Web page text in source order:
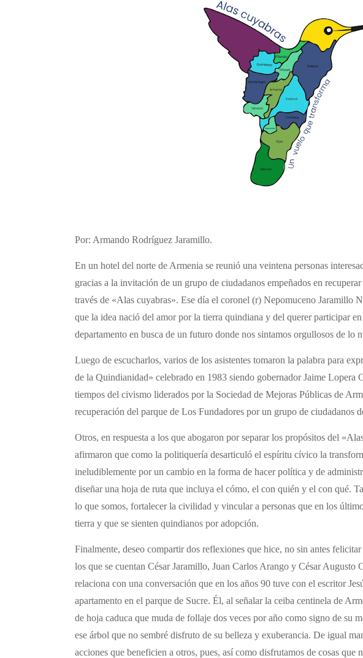
Por: Armando Rodríguez Jaramillo.
En un hotel del norte de Armenia se reunió una veintena personas
gracias a la invitación de un grupo de ciudadanos empeñados en
través de «Alas cuyabras». Ese día el coronel (r) Nepomuceno Jaramillo
que la idea nació del amor por la tierra quindiana y del querer participar
departamento en busca de un futuro donde nos sintamos orgullosos de lo
Luego de escucharlos, varios de los asistentes tomaron la palabra para
de la Quindianidad» celebrado en 1983 siendo gobernador Jaime Lopera
tiempos del civismo liderados por la Sociedad de Mejoras Públicas de
recuperación del parque de Los Fundadores por un grupo de ciudadanos
Otros, en respuesta a los que abogaron por separar los propósitos del
afirmaron que como la politiquería desarticuló el espíritu cívico la
ineludiblemente por un cambio en la forma de hacer política y de
diseñar una hoja de ruta que incluya el cómo, el con quién y el con qué.
lo que somos, fortalecer la civilidad y vincular a personas que en los
tierra y que se sienten quindianos por adopción.
Finalmente, deseo compartir dos reflexiones que hice, no sin antes
los que se cuentan César Jaramillo, Juan Carlos Arango y César Augusto
relaciona con una conversación que en los años 90 tuve con el escritor
apartamento en el parque de Sucre. Él, al señalar la ceiba centinela de
de hoja caduca que muda de follaje dos veces por año como signo de su
ese árbol que no sembré disfruto de su belleza y exuberancia. De igual
acciones que beneficien a otros, pues, así como disfrutamos de cosas que